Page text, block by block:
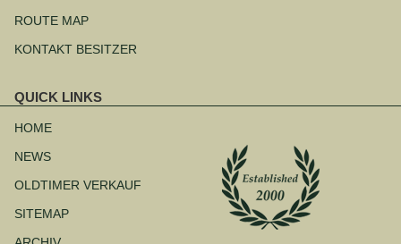
ROUTE MAP
KONTAKT BESITZER
QUICK LINKS
überspringen
HOME
NEWS
OLDTIMER VERKAUF
SITEMAP